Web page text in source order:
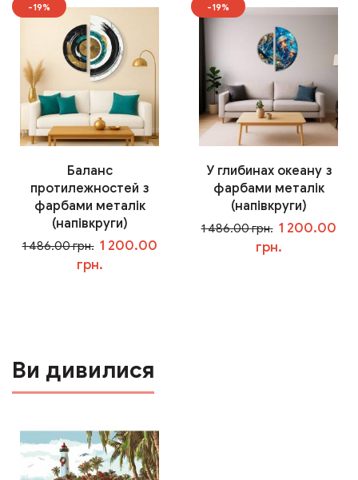
-19%
Баланс
протилежностей з
фарбами металік
(напівкруги)
1 486.00 грн. 1 200.00
грн.
-19%
У глибинах океану з
фарбами металік
(напівкруги)
1 486.00 грн. 1 200.00
грн.
Ви дивилися